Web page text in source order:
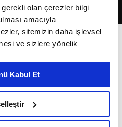
olan çerezler bilgi
amacıyla
sitemizin daha işlevsel
ve sizlere yönelik
yapılması, amaçlarıyla
çerez paneli vasıtasıyla
ilişkin detaylı bilgi için
Çerez Bilgilendirme
Kabul Et